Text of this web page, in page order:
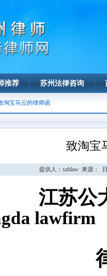
推荐 苏州法律咨询
淘宝马云的律师函
致淘宝
提供人：szhlaw 来源：
江苏公
lawfirm